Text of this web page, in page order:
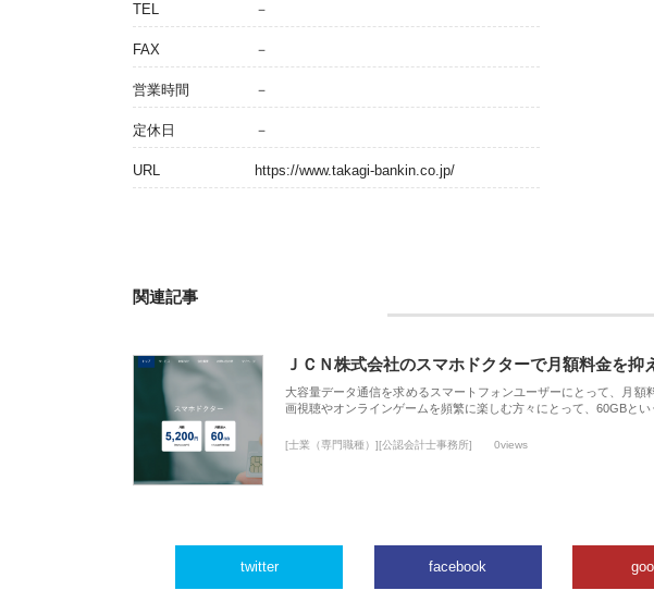
TEL －
FAX －
営業時間 －
定休日 －
URL https://www.takagi-bankin.co.jp/
関連記事
ＪＣＮ株式会社のスマホドクターで月額料金を
大容量データ通信を求めるスマートフォンユーザーにとって、月
画視聴やオンラインゲームを頻繁に楽しむ方々にとって、60GBと
[士業（専門職種）][公認会計士事務所] 0views
twitter facebook